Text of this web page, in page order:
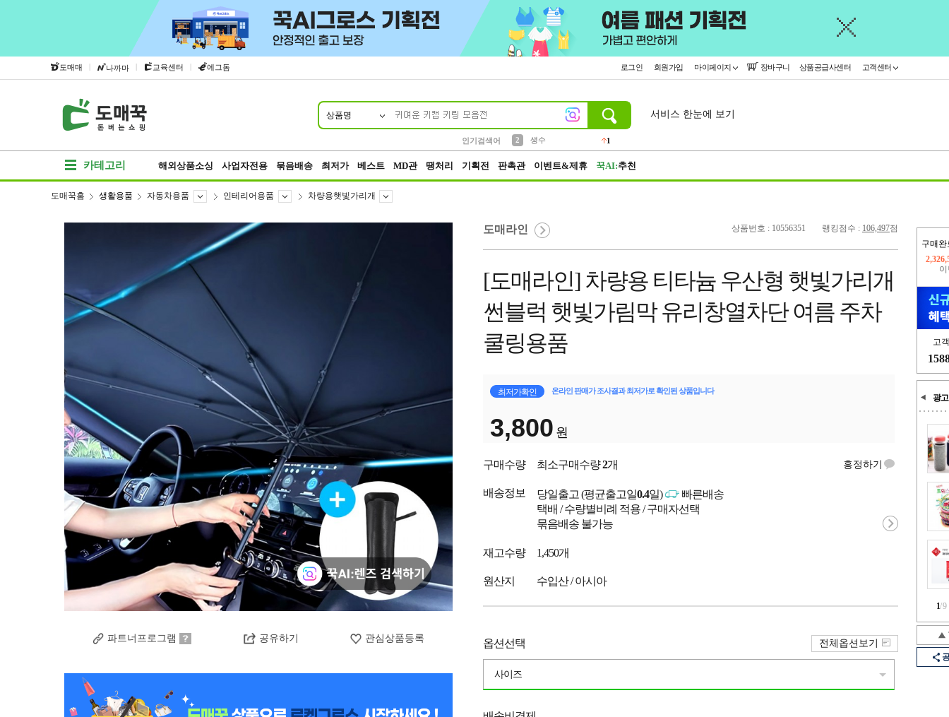
도매매 | 나까마 | 교육센터 | 에그돔 로그인 회원가입 마이페이지 장바구니 상품공급사센터 고객센터
상품명
인기검색어
2
생수
1
서비스 한눈에 보기
카테고리 해외상품소싱 사업자전용 묶음배송 최저가 베스트 MD관 땡처리 기획전 판촉관 이벤트&제휴 꾹AI:추천
구매완
고
광고
1/9
도매꾹홈 생활용품 자동차용품 인테리어용품 차량용햇빛가리개
파트너프로그램 공유하기 관심상품등록
상품번호 : 10556351 랭킹점수 : 106,497점
도매라인
[도매라인] 차량용 티타늄 우산형 햇빛가리개
썬블럭 햇빛가림막 유리창열차단 여름 주차
쿨링용품
최저가확인 온라인 판매가 조사결과 최저가로 확인된 상품입니다
3,800 원
구매수량 최소구매수량2개 흥정하기
배송정보 당일출고 (평균출고일0.4일)
빠른배송
택배 / 수량별비례 적용 / 구매자선택
묶음배송 불가능
재고수량 1,450개
원산지 수입산 / 아시아
옵션선택
사이즈
전체옵션보기